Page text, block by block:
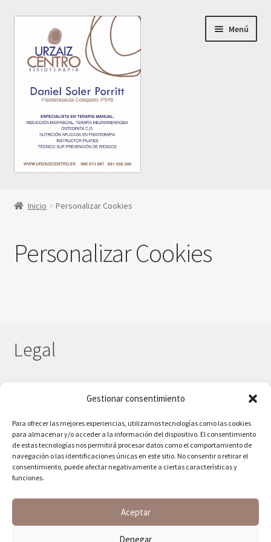
Gestionar consentimiento
Para ofrecer las mejores experiencias, utilizamos tecnologías como las cookies
para almacenar y/o acceder a la información del dispositivo. El consentimiento
de estas tecnologías nos permitirá procesar datos como el comportamiento de
navegación o las identificaciones únicas en este sitio. No consentir o retirar el
consentimiento, puede afectar negativamente a ciertas características y
funciones.
Aceptar
Denegar
navegación
contenido
Menú
Inicio Personalizar Cookies
Personalizar Cookies
Legal
Política de privacidad
Política de cookies
Formas de pago y devoluciones
© Reservas 2026